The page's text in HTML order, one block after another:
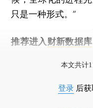
只是一种形式。”
推荐进入 财新数据库
本文共计
登录 后